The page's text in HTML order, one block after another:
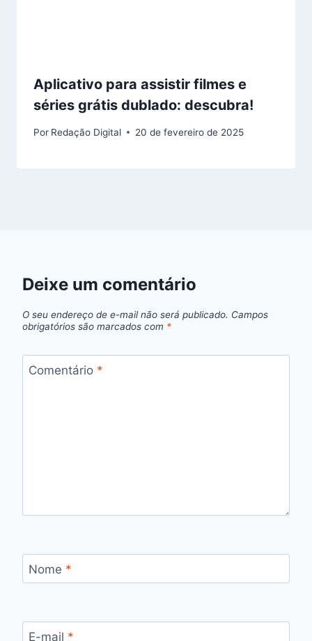
Aplicativo para assistir filmes e
séries grátis dublado: descubra!
Por Redação Digital 20 de fevereiro de 2025
Deixe um comentário
O seu endereço de e-mail não será publicado. Campos
obrigatórios são marcados com *
Comentário *
Nome *
E-mail *